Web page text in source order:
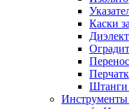
Каски
Штанги
Инструменты